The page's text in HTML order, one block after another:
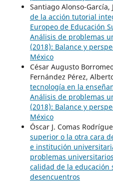
Santiago Alonso-García,
de la acción tutorial
Europeo de Educación
Análisis de problemas
(2018): Balance y
México
César Augusto
Fernández Pérez,
tecnología en la
Análisis de problemas
(2018): Balance y
México
Óscar J. Comas
superior o la otra cara
e institución
problemas
calidad de la
desencuentros